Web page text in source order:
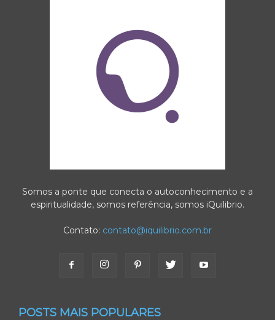
Somos a ponte que conecta o autoconhecimento e a
espiritualidade, somos referência, somos iQuilibrio.
Contato: contato@iquilibrio.com.br
POSTS MAIS POPULARES